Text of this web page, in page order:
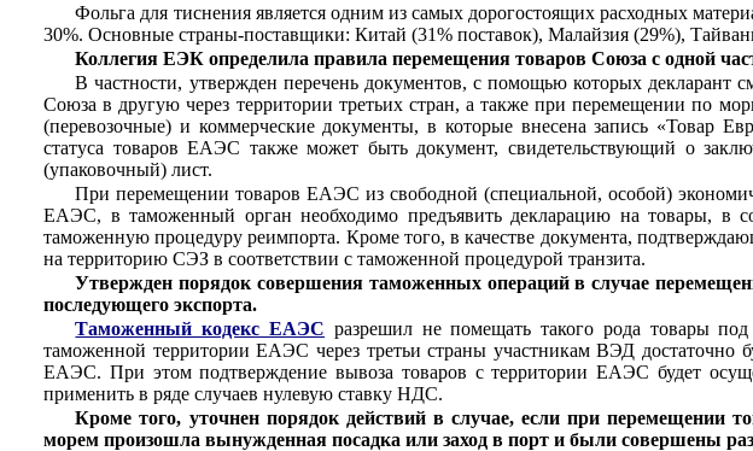
Фольга для тиснения является одним из самых дорогостоящих расходных
30%. Основные страны-поставщики: Китай (31% поставок), Малайзия (29%),
Коллегия ЕЭК определила правила перемещения товаров Союза с одной
В частности, утвержден перечень документов, с помощью которых декларант
Союза в другую через территории третьих стран, а также при перемещении по
(перевозочные) и коммерческие документы, в которые внесена запись «Товар
статуса товаров ЕАЭС также может быть документ, свидетельствующий о
(упаковочный) лист.
При перемещении товаров ЕАЭС из свободной (специальной, особой)
ЕАЭС, в таможенный орган необходимо предъявить декларацию на товары, в
таможенную процедуру реимпорта. Кроме того, в качестве документа,
на территорию СЭЗ в соответствии с таможенной процедурой транзита.
Утвержден порядок совершения таможенных операций в случае
последующего экспорта.
Таможенный кодекс ЕАЭС разрешил не помещать такого рода товары
таможенной территории ЕАЭС через третьи страны участникам ВЭД достаточно
ЕАЭС. При этом подтверждение вывоза товаров с территории ЕАЭС будет
применить в ряде случаев нулевую ставку НДС.
Кроме того, уточнен порядок действий в случае, если при перемещении
морем произошла вынужденная посадка или заход в порт и были совершены